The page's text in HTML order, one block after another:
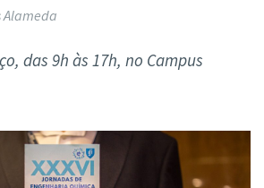
Alameda
das 9h às 17h, no Campus